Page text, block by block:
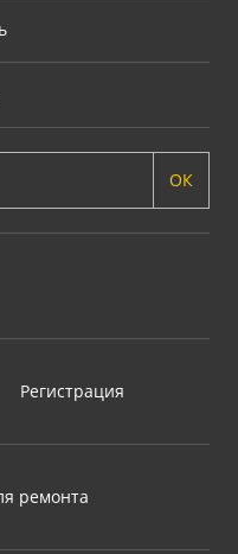
ОК
Регистрация
ремонта